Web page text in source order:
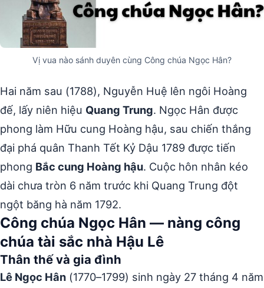
Vị vua nào sánh duyên cùng Công chúa Ngọc Hân?
Hai năm sau (1788), Nguyễn Huệ lên ngôi Hoàng
đế, lấy niên hiệu Quang Trung. Ngọc Hân được
phong làm Hữu cung Hoàng hậu, sau chiến thắng
đại phá quân Thanh Tết Kỷ Dậu 1789 được tiến
phong Bắc cung Hoàng hậu. Cuộc hôn nhân kéo
dài chưa tròn 6 năm trước khi Quang Trung đột
ngột băng hà năm 1792.
Công chúa Ngọc Hân — nàng công
chúa tài sắc nhà Hậu Lê
Thân thế và gia đình
Lê Ngọc Hân (1770–1799) sinh ngày 27 tháng 4 năm